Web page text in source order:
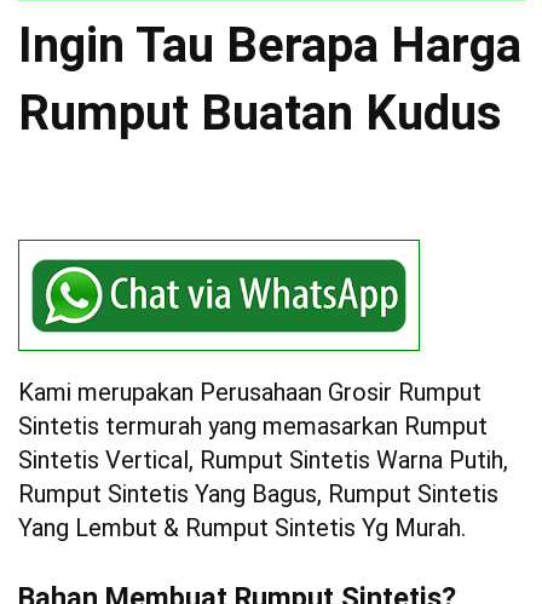
Ingin Tau Berapa Harga
Rumput Buatan Kudus
Kami merupakan Perusahaan Grosir Rumput
Sintetis termurah yang memasarkan Rumput
Sintetis Vertical, Rumput Sintetis Warna Putih,
Rumput Sintetis Yang Bagus, Rumput Sintetis
Yang Lembut & Rumput Sintetis Yg Murah.